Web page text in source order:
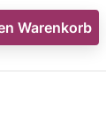
Warenkorb